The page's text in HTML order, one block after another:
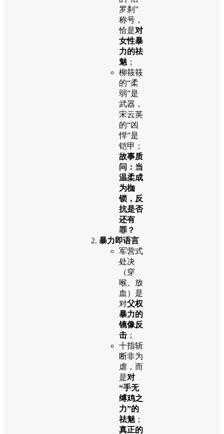
罗刹”
称号，
恰是对
女性暴
力的祛
魅；
柳筱筱
的“柔
弱”是
武器，
宋云英
的“凶
悍”是
铠甲；
故事质
问：当
温柔成
为枷
锁，反
抗是否
还有
罪？
暴力即语言
军营式
处决
（穿
喉、放
血）是
对父权
暴力的
镜像反
击 ；
十指斩
断非为
虐，而
是对
“手无
缚鸡之
力”的
祛魅；
真正的